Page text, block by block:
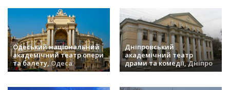
Одеський національний
академічний театр опери
та балету,Одеса
заходів (38) »
Дніпровський
академічний театр
драми та комедії,Дніпро
заходів (36) »